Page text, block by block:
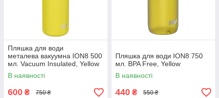
Пляшка для води
металева вакуумна ION8 500
мл. Vacuum Insulated, Yellow
В наявності
600 ₴ 750 ₴
Пляшка для води ION8 750
мл. BPA Free, Yellow
В наявності
440 ₴ 550 ₴